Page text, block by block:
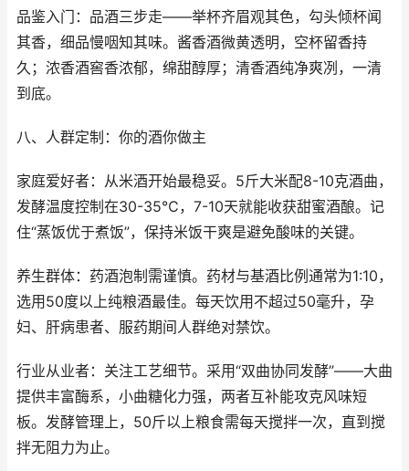
品鉴入门：品酒三步走——举杯齐眉观其色，勾头倾杯闻
其香，细品慢咽知其味。酱香酒微黄透明，空杯留香持
久；浓香酒窖香浓郁，绵甜醇厚；清香酒纯净爽冽，一清
到底。
八、人群定制：你的酒你做主
家庭爱好者：从米酒开始最稳妥。5斤大米配8-10克酒曲，
发酵温度控制在30-35℃，7-10天就能收获甜蜜酒酿。记
住“蒸饭优于煮饭”，保持米饭干爽是避免酸味的关键。
养生群体：药酒泡制需谨慎。药材与基酒比例通常为1:10，
选用50度以上纯粮酒最佳。每天饮用不超过50毫升，孕
妇、肝病患者、服药期间人群绝对禁饮。
行业从业者：关注工艺细节。采用“双曲协同发酵”——大曲
提供丰富酶系，小曲糖化力强，两者互补能攻克风味短
板。发酵管理上，50斤以上粮食需每天搅拌一次，直到搅
拌无阻力为止。